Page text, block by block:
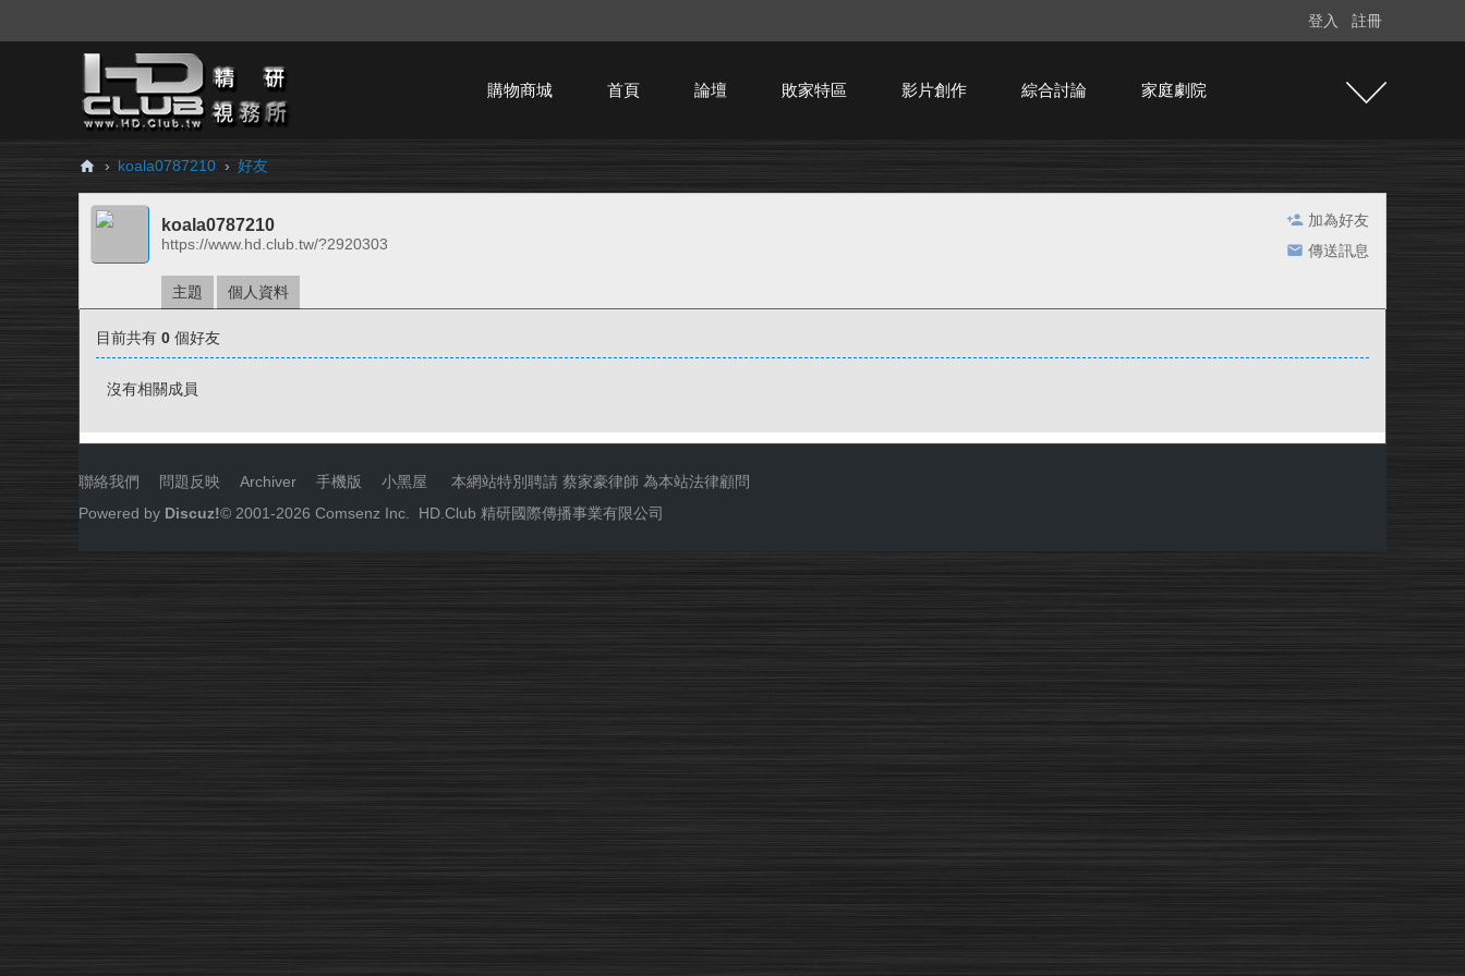
登入 註冊
購物商城 首頁 論壇 敗家特區 影片創作 綜合討論 家庭劇院
H
Cl
所
› koala0787210 › 好友
加為好友
傳送訊息
koala0787210
https://www.hd.club.tw/?2920303
主題 個人資料
目前共有 0 個好友
沒有相關成員
聯絡我們 問題反映 Archiver 手機版 小黑屋 本網站特別聘請 蔡家豪律師 為本站法律顧問
Powered by Discuz!© 2001-2026 Comsenz Inc. HD.Club 精研國際傳播事業有限公司